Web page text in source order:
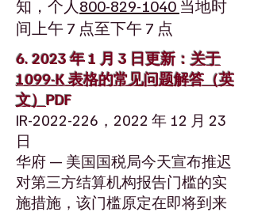
知，个人800-829-1040 当地时
间上午 7 点至下午 7 点
6. 2023 年 1 月 3 日更新： 关于
1099-K 表格的常见问题解答（英
文） PDF
IR-2022-226，2022 年 12 月 23
日
华府 — 美国国税局今天宣布推迟
对第三方结算机构报告门槛的实
施措施，该门槛原定在即将到来